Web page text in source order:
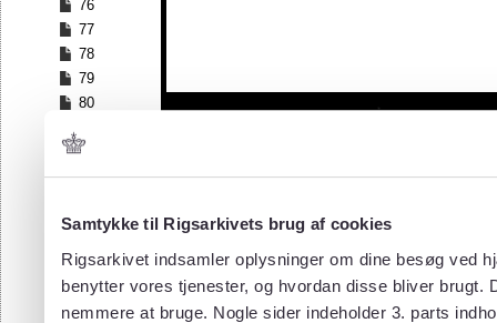
Samtykke til Rigsarkivets brug af cookies
Rigsarkivet indsamler oplysninger om dine besøg ved
benytter vores tjenester, og hvordan disse bliver
nemmere at bruge. Nogle sider indeholder 3. parts
76
77
78
79
80